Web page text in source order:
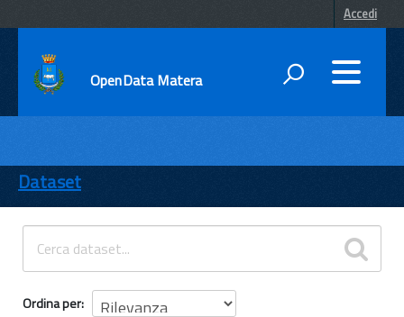
Accedi
OpenData Matera
ENTI
TEMI
INFORMAZIONI
Dataset
Ordina per